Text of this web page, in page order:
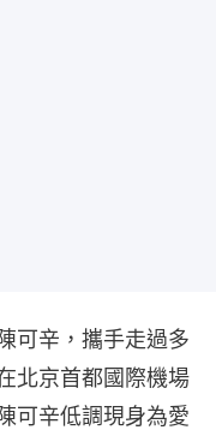
可辛，攜手走過多
北京首都國際機場
可辛低調現身為愛